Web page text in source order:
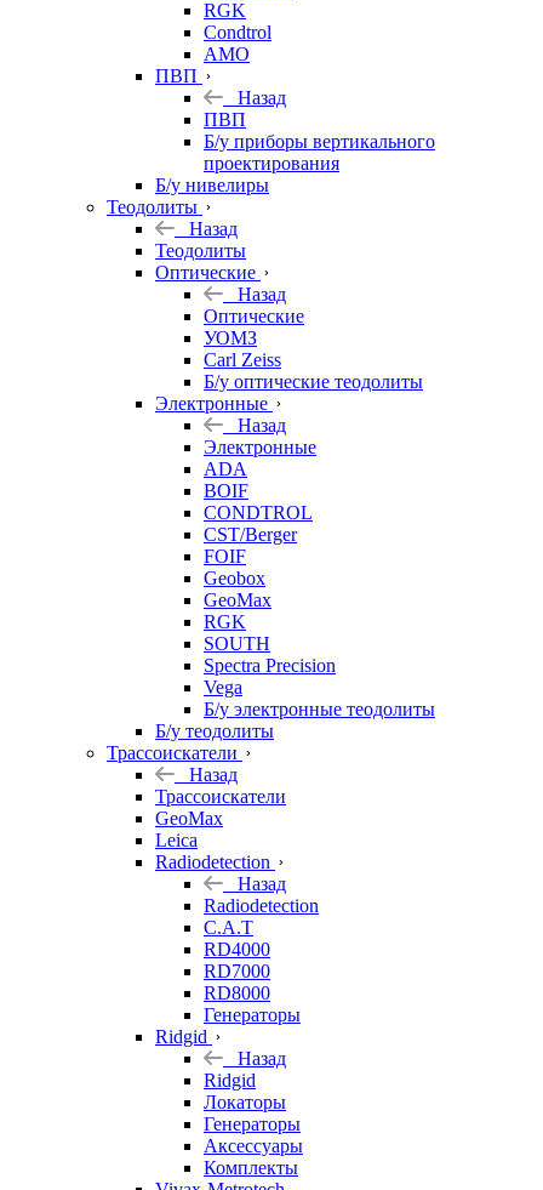
RGK
Condtrol
AMO
ПВП
Назад
ПВП
Б/у приборы вертикального
проектирования
Б/у нивелиры
Теодолиты
Назад
Теодолиты
Оптические
Назад
Оптические
УОМЗ
Carl Zeiss
Б/у оптические теодолиты
Электронные
Назад
Электронные
ADA
BOIF
CONDTROL
CST/Berger
FOIF
Geobox
GeoMax
RGK
SOUTH
Spectra Precision
Vega
Б/у электронные теодолиты
Б/у теодолиты
Трассоискатели
Назад
Трассоискатели
GeoMax
Leica
Radiodetection
Назад
Radiodetection
C.A.T
RD4000
RD7000
RD8000
Генераторы
Ridgid
Назад
Ridgid
Локаторы
Генераторы
Аксессуары
Комплекты